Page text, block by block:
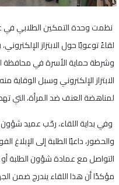
نظمت وحدة التمكين الطلابي
لقاءً توعويًا حول الابتزاز
وشرطة حماية الأسرة في محافظة
لمناهضة العنف ضد المرأة، التي
وفي بداية اللقاء، رحّب عميد شؤون
والحضور، داعيًا الطلبة إلى
التواصل مع عمادة شؤون الطلبة
مؤكدًا أن هذا اللقاء يندرج ضمن